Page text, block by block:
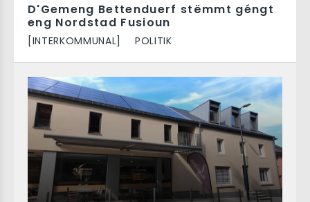
D'Gemeng Bettenduerf stëmmt géngt
eng Nordstad Fusioun
[INTERKOMMUNAL] POLITIK